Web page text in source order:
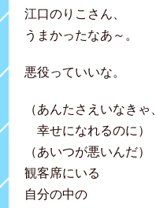
江口のりこさん、
うまかったなあ～。
悪役っていいな。
（あんたさえいなきゃ、
幸せになれるのに）
（あいつが悪いんだ）
観客席にいる
自分の中の